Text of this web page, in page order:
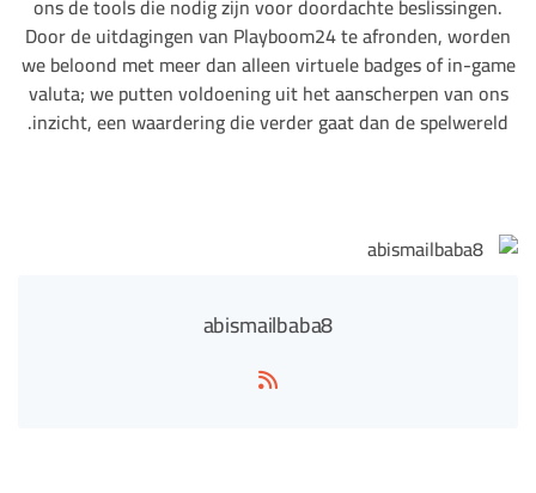
ons de tools die nodig zijn voor doordachte beslissingen.
Door de uitdagingen van Playboom24 te afronden, worden
we beloond met meer dan alleen virtuele badges of in-game
valuta; we putten voldoening uit het aanscherpen van ons
inzicht, een waardering die verder gaat dan de spelwereld.
abismailbaba8